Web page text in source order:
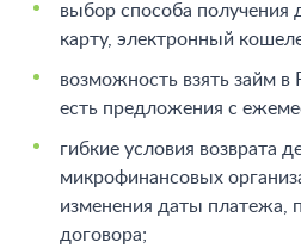
выбор способа получения
карту, электронный
возможность взять займ
есть предложения с
гибкие условия возврата
микрофинансовых
изменения даты платежа,
договора;